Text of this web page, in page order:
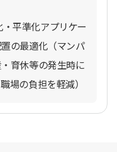
平準化アプリケー
の最適化（マンパ
育休等の発生時に
場の負担を軽減）